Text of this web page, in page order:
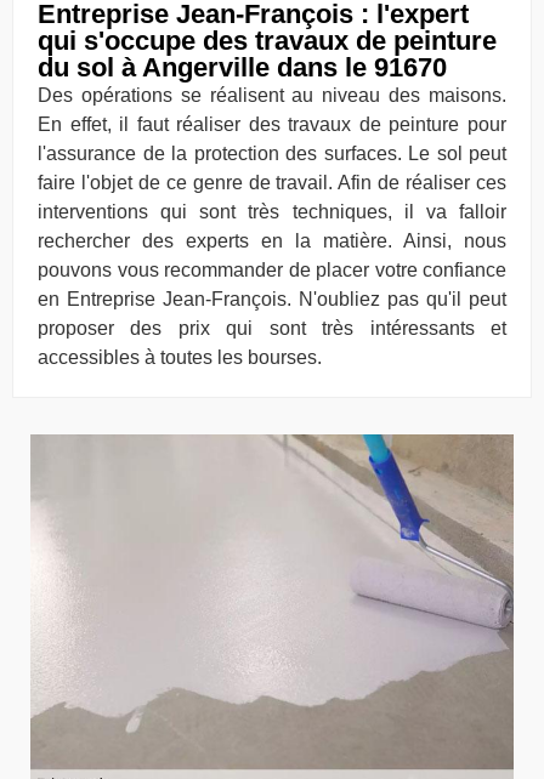
Entreprise Jean-François : l'expert
qui s'occupe des travaux de peinture
du sol à Angerville dans le 91670
Des opérations se réalisent au niveau des maisons.
En effet, il faut réaliser des travaux de peinture pour
l'assurance de la protection des surfaces. Le sol peut
faire l'objet de ce genre de travail. Afin de réaliser ces
interventions qui sont très techniques, il va falloir
rechercher des experts en la matière. Ainsi, nous
pouvons vous recommander de placer votre confiance
en Entreprise Jean-François. N'oubliez pas qu'il peut
proposer des prix qui sont très intéressants et
accessibles à toutes les bourses.